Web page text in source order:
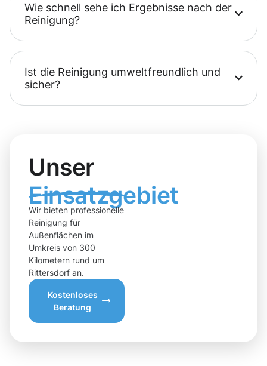
Wie schnell sehe ich Ergebnisse nach der
Reinigung?
Ist die Reinigung umweltfreundlich und
sicher?
Unser
Einsatzgebiet
Wir bieten professionelle
Reinigung für
Außenflächen im
Umkreis von 300
Kilometern rund um
Rittersdorf an.
Kostenloses
Beratung